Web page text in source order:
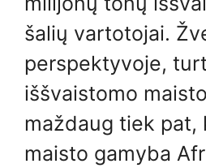
šalių vartotojai.
perspektyvoje,
iššvaistomo
maždaug tiek pat,
maisto gamyba